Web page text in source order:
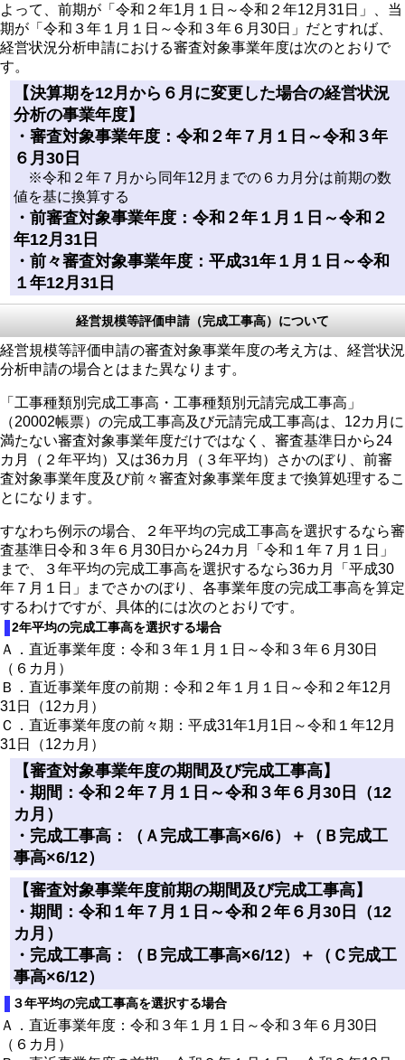
よって、前期が「令和２年1月１日～令和２年12月31日」、当
期が「令和３年１月１日～令和３年６月30日」だとすれば、
経営状況分析申請における審査対象事業年度は次のとおりで
す。
【決算期を12月から６月に変更した場合の経営状況
分析の事業年度】
・審査対象事業年度：令和２年７月１日～令和３年
６月30日
※令和２年７月から同年12月までの６カ月分は前期の数
値を基に換算する
・前審査対象事業年度：令和２年１月１日～令和２
年12月31日
・前々審査対象事業年度：平成31年１月１日～令和
１年12月31日
経営規模等評価申請（完成工事高）について
経営規模等評価申請の審査対象事業年度の考え方は、経営状況
分析申請の場合とはまた異なります。
「工事種類別完成工事高・工事種類別元請完成工事高」
（20002帳票）の完成工事高及び元請完成工事高は、12カ月に
満たない審査対象事業年度だけではなく、審査基準日から24
カ月（２年平均）又は36カ月（３年平均）さかのぼり、前審
査対象事業年度及び前々審査対象事業年度まで換算処理するこ
とになります。
すなわち例示の場合、２年平均の完成工事高を選択するなら審
査基準日令和３年６月30日から24カ月「令和１年７月１日」
まで、３年平均の完成工事高を選択するなら36カ月「平成30
年７月１日」までさかのぼり、各事業年度の完成工事高を算定
するわけですが、具体的には次のとおりです。
2年平均の完成工事高を選択する場合
Ａ．直近事業年度：令和３年１月１日～令和３年６月30日
（６カ月）
Ｂ．直近事業年度の前期：令和２年１月１日～令和２年12月
31日（12カ月）
Ｃ．直近事業年度の前々期：平成31年1月1日～令和１年12月
31日（12カ月）
【審査対象事業年度の期間及び完成工事高】
・期間：令和２年７月１日～令和３年６月30日（12
カ月）
・完成工事高：（Ａ完成工事高×6/6）＋（Ｂ完成工
事高×6/12）
【審査対象事業年度前期の期間及び完成工事高】
・期間：令和１年７月１日～令和２年６月30日（12
カ月）
・完成工事高：（Ｂ完成工事高×6/12）＋（Ｃ完成工
事高×6/12）
３年平均の完成工事高を選択する場合
Ａ．直近事業年度：令和３年１月１日～令和３年６月30日
（６カ月）